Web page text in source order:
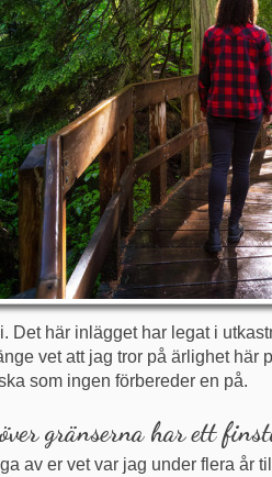
Det här inlägget har legat i
vet att jag tror på ärlighet här
som ingen förbereder en på.
gränserna har ett
av er vet var jag under flera år